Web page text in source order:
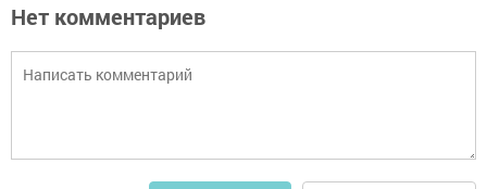
Нет комментариев